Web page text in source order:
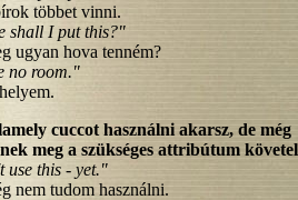
többet vinni.
shall I put this?"
ugyan hova tenném?
no room."
cuccot használni akarsz, de még
meg a szükséges attribútum
use this - yet."
nem tudom használni.